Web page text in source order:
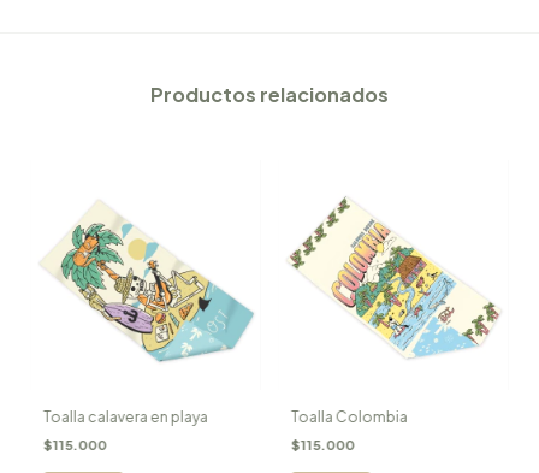
Productos relacionados
Toalla calavera en playa
$115.000
Toalla Colombia
$115.000